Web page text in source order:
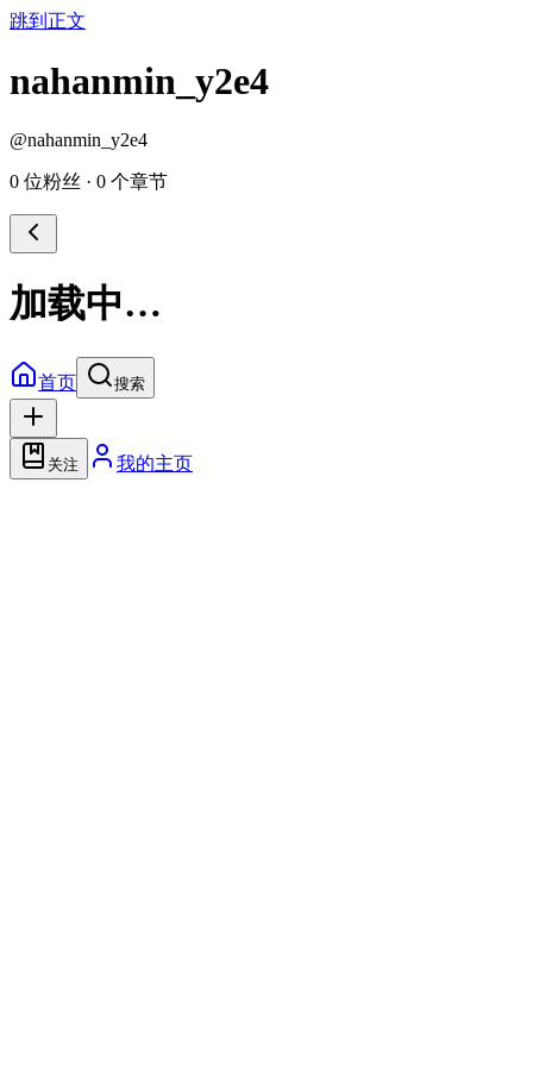
跳到正文
nahanmin_y2e4
@nahanmin_y2e4
0 位粉丝 · 0 个章节
加载中…
首页 搜索
关注 我的主页